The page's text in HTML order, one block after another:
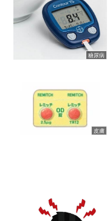
糖尿病
皮膚